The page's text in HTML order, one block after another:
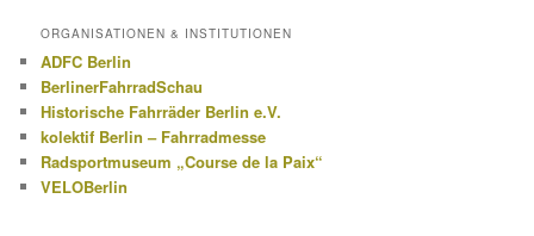
ORGANISATIONEN & INSTITUTIONEN
ADFC Berlin
BerlinerFahrradSchau
Historische Fahrräder Berlin e.V.
kolektif Berlin – Fahrradmesse
Radsportmuseum „Course de la Paix“
VELOBerlin